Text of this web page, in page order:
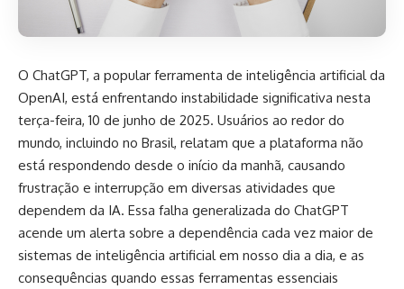
O ChatGPT, a popular ferramenta de inteligência artificial da
OpenAI, está enfrentando instabilidade significativa nesta
terça-feira, 10 de junho de 2025. Usuários ao redor do
mundo, incluindo no Brasil, relatam que a plataforma não
está respondendo desde o início da manhã, causando
frustração e interrupção em diversas atividades que
dependem da IA. Essa falha generalizada do ChatGPT
acende um alerta sobre a dependência cada vez maior de
sistemas de inteligência artificial em nosso dia a dia, e as
consequências quando essas ferramentas essenciais